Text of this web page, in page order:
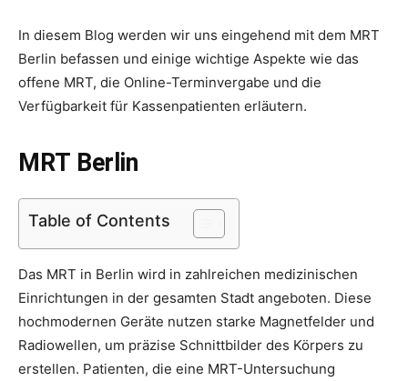
In diesem Blog werden wir uns eingehend mit dem MRT
Berlin befassen und einige wichtige Aspekte wie das
offene MRT, die Online-Terminvergabe und die
Verfügbarkeit für Kassenpatienten erläutern.
MRT Berlin
Table of Contents
Das MRT in Berlin wird in zahlreichen medizinischen
Einrichtungen in der gesamten Stadt angeboten. Diese
hochmodernen Geräte nutzen starke Magnetfelder und
Radiowellen, um präzise Schnittbilder des Körpers zu
erstellen. Patienten, die eine MRT-Untersuchung